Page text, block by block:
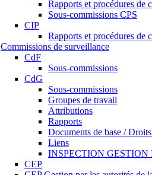
Rapports et procédures de
Sous-commissions CPS
CIP
Rapports et procédures de
Commissions de surveillance
CdF
Sous-commissions
CdG
Sous-commissions
Groupes de travail
Attributions
Rapports
Documents de base /
Liens
INSPECTION
CEP